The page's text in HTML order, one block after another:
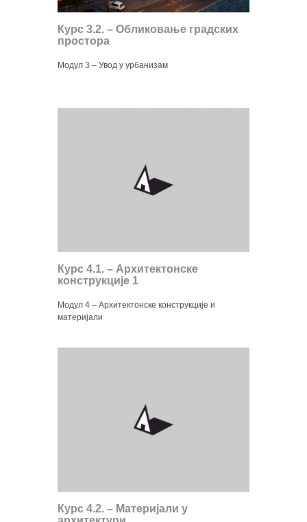
Курс 3.2. – Обликовање градских
простора
Модул 3 – Увод у урбанизам
Курс 4.1. – Архитектонске
конструкције 1
Модул 4 – Архитектонске конструкције и
материјали
Курс 4.2. – Материјали у